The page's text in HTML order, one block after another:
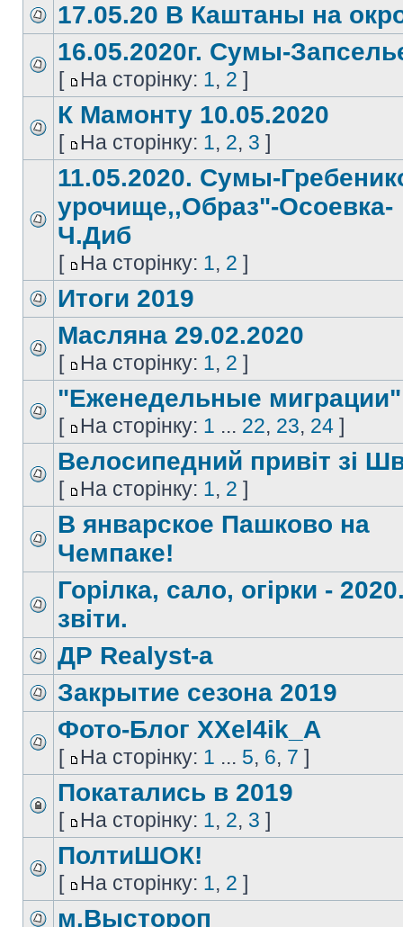
17.05.20 В Каштаны на
16.05.2020г. Сумы-
[ На сторінку: 1, 2 ]
К Мамонту 10.05.2020
[ На сторінку: 1, 2, 3 ]
11.05.2020. Сумы-
урочище,,Образ"-Осоевка-
Ч.Диб
[ На сторінку: 1, 2 ]
Итоги 2019
Масляна 29.02.2020
[ На сторінку: 1, 2 ]
"Еженедельные миграции"
[ На сторінку: 1 ... 22, 23, 24 ]
Велосипедний привіт зі
[ На сторінку: 1, 2 ]
В январское Пашково на
Чемпаке!
Горілка, сало, огірки -
звіти.
ДР Realyst-a
Закрытие сезона 2019
Фото-Блог XXel4ik_A
[ На сторінку: 1 ... 5, 6, 7 ]
Покатались в 2019
[ На сторінку: 1, 2, 3 ]
ПолтиШОК!
[ На сторінку: 1, 2 ]
м.Выстороп